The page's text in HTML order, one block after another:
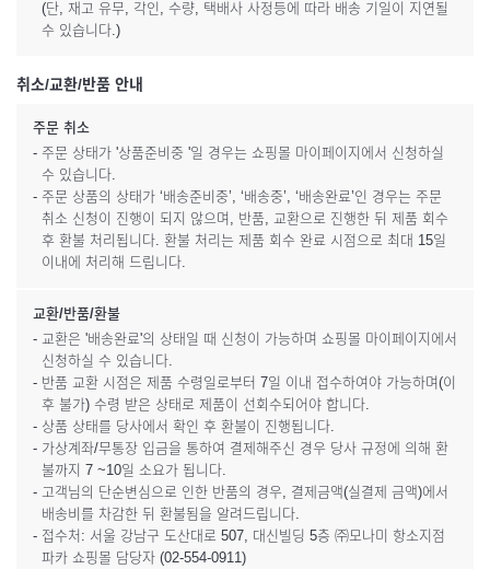
(단, 재고 유무, 각인, 수량, 택배사 사정등에 따라 배송 기일이 지연될
수 있습니다.)
취소/교환/반품 안내
주문 취소
- 주문 상태가 '상품준비중 '일 경우는 쇼핑몰 마이페이지에서 신청하실
수 있습니다.
- 주문 상품의 상태가 ‘배송준비중’, ‘배송중’, ‘배송완료’인 경우는 주문
취소 신청이 진행이 되지 않으며, 반품, 교환으로 진행한 뒤 제품 회수
후 환불 처리됩니다. 환불 처리는 제품 회수 완료 시점으로 최대 15일
이내에 처리해 드립니다.
교환/반품/환불
- 교환은 '배송완료'의 상태일 때 신청이 가능하며 쇼핑몰 마이페이지에서
신청하실 수 있습니다.
- 반품 교환 시점은 제품 수령일로부터 7일 이내 접수하여야 가능하며(이
후 불가) 수령 받은 상태로 제품이 선회수되어야 합니다.
- 상품 상태를 당사에서 확인 후 환불이 진행됩니다.
- 가상계좌/무통장 입금을 통하여 결제해주신 경우 당사 규정에 의해 환
불까지 7 ~10일 소요가 됩니다.
- 고객님의 단순변심으로 인한 반품의 경우, 결제금액(실결제 금액)에서
배송비를 차감한 뒤 환불됨을 알려드립니다.
- 접수처: 서울 강남구 도산대로 507, 대신빌딩 5층 ㈜모나미 항소지점
파카 쇼핑몰 담당자 (02-554-0911)